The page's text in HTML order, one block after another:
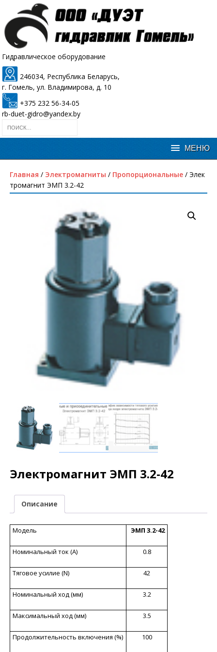
Гидравлическое оборудование
246034, Республика Беларусь,
г. Гомель, ул. Владимирова, д. 10
+375 232 56-34-05
rb-duet-gidro@yandex.by
Главная / Электромагниты / Пропорциональные / Элек
тромагнит ЭМП 3.2-42
Электромагнит ЭМП 3.2-42
Описание
Модель ЭМП 3.2-42
Номинальный ток (А) 0.8
Тяговое усилие (N) 42
Номинальный ход (мм) 3.2
Максимальный ход (мм) 3.5
Продолжительность включения (%) 100